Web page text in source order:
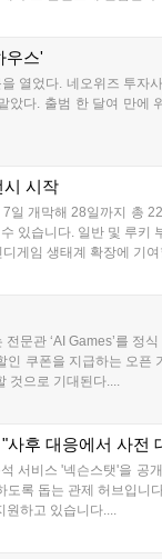
우스'
열었다. 네오위즈 투
았다. 출범 한 달여 만
시 시작
개막해 28일까지 총
있습니다. 일반 및 루
게임 생태계 확장에 기
문관 ‘AI Games’를
쿠폰을 지급하는 오
것으로 기대된다....
사후 대응에서 사전
서비스 '넥슨스탯'을
록 돕는 관제 허브입
원하고 있습니다....